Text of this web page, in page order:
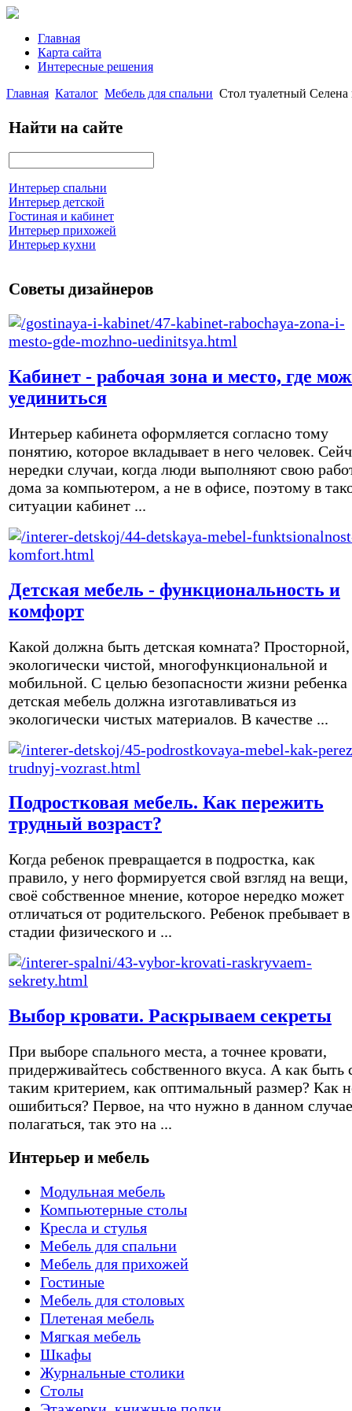
Главная
Карта сайта
Интересные решения
Главная Каталог Мебель для спальни Стол туалетный Селена
Найти на сайте
Интерьер спальни
Интерьер детской
Гостиная и кабинет
Интерьер прихожей
Интерьер кухни
Советы дизайнеров
Кабинет - рабочая зона и место, где
уединиться
Интерьер кабинета оформляется согласно тому
понятию, которое вкладывает в него человек.
нередки случаи, когда люди выполняют свою
дома за компьютером, а не в офисе, поэтому в
ситуации кабинет ...
Детская мебель - функциональность и
комфорт
Какой должна быть детская комната? Просторной,
экологически чистой, многофункциональной и
мобильной. С целью безопасности жизни ребенка
детская мебель должна изготавливаться из
экологически чистых материалов. В качестве ...
Подростковая мебель. Как пережить
трудный возраст?
Когда ребенок превращается в подростка, как
правило, у него формируется свой взгляд на вещи,
своё собственное мнение, которое нередко может
отличаться от родительского. Ребенок пребывает в
стадии физического и ...
Выбор кровати. Раскрываем секреты
При выборе спального места, а точнее кровати,
придерживайтесь собственного вкуса. А как быть
таким критерием, как оптимальный размер? Как
ошибиться? Первое, на что нужно в данном случае
полагаться, так это на ...
Интерьер и мебель
Модульная мебель
Компьютерные столы
Кресла и стулья
Мебель для спальни
Мебель для прихожей
Гостиные
Мебель для столовых
Плетеная мебель
Мягкая мебель
Шкафы
Журнальные столики
Столы